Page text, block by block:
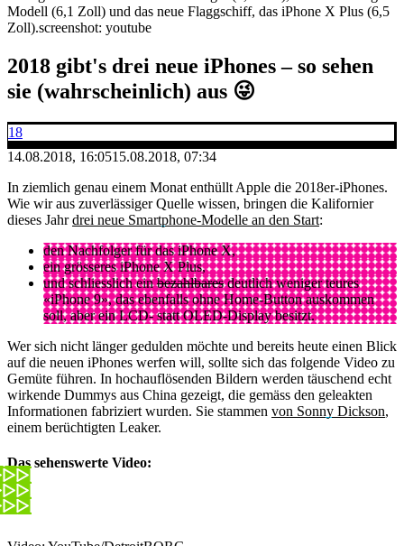
Modell (6,1 Zoll) und das neue Flaggschiff, das iPhone X Plus (6,5
Zoll).screenshot: youtube
2018 gibt's drei neue iPhones – so sehen
sie (wahrscheinlich) aus 😜
18
14.08.2018, 16:0515.08.2018, 07:34
In ziemlich genau einem Monat enthüllt Apple die 2018er-iPhones.
Wie wir aus zuverlässiger Quelle wissen, bringen die Kalifornier
dieses Jahrdrei neue Smartphone-Modelle an den Start:
den Nachfolger für das iPhone X,
ein grösseres iPhone X Plus,
und schliesslich einbezahlbaresdeutlich weniger teures
«iPhone 9», das ebenfalls ohne Home-Button auskommen
soll, aber ein LCD- statt OLED-Display besitzt.
Wer sich nicht länger gedulden möchte und bereits heute einen Blick
auf die neuen iPhones werfen will, sollte sich das folgende Video zu
Gemüte führen. In hochauflösenden Bildern werden täuschend echt
wirkende Dummys aus China gezeigt, die gemäss den geleakten
Informationen fabriziert wurden. Sie stammen von Sonny Dickson,
einem berüchtigten Leaker.
Das sehenswerte Video: